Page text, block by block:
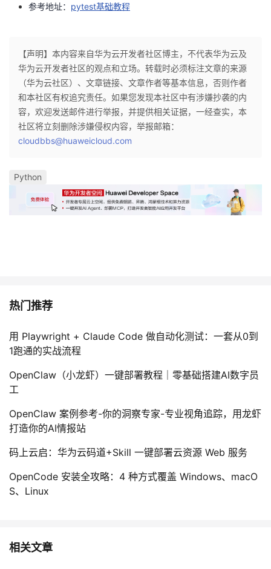
参考地址： pytest基础教程
【声明】本内容来自华为云开发者社区博主，不代表华为云及
华为云开发者社区的观点和立场。转载时必须标注文章的来源
（华为云社区）、文章链接、文章作者等基本信息，否则作者
和本社区有权追究责任。如果您发现本社区中有涉嫌抄袭的内
容，欢迎发送邮件进行举报，并提供相关证据，一经查实，本
社区将立刻删除涉嫌侵权内容，举报邮箱：
cloudbbs@huaweicloud.com
Python
热门推荐
用 Playwright + Claude Code 做自动化测试：一套从0到
1跑通的实战流程
OpenClaw（小龙虾）一键部署教程｜零基础搭建AI数字员
工
OpenClaw 案例参考-你的洞察专家-专业视角追踪，用龙虾
打造你的AI情报站
码上云启：华为云码道+Skill 一键部署云资源 Web 服务
OpenCode 安装全攻略：4 种方式覆盖 Windows、macO
S、Linux
相关文章